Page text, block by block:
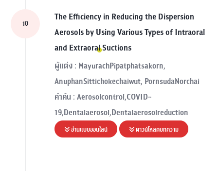
10
The Efficiency in Reducing the Dispersion
Aerosols by Using Various Types of Intraoral
and Extraoral Suctions
ผู้แต่ง : MayurachPipatphatsakorn,
AnuphanSittichokechaiwut, PornsudaNorchai
คำค้น : Aerosolcontrol,COVID-
19,Dentalaerosol,Dentalaerosolreduction
อ่านแบบออนไลน์ ดาวน์โหลดบทความ